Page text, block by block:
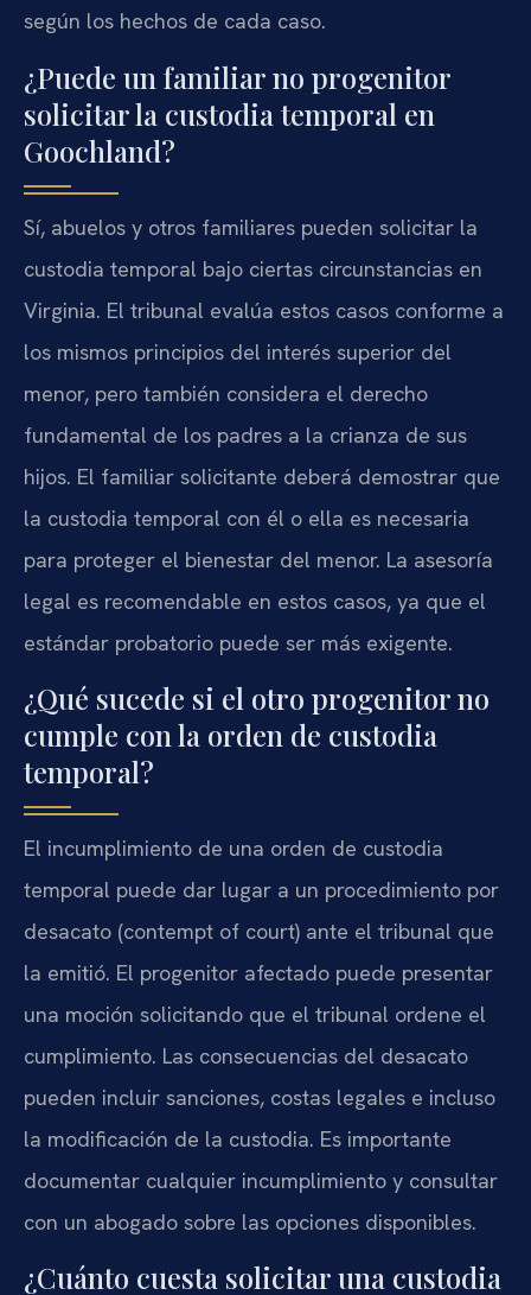
según los hechos de cada caso.
¿Puede un familiar no progenitor
solicitar la custodia temporal en
Goochland?
Sí, abuelos y otros familiares pueden solicitar la
custodia temporal bajo ciertas circunstancias en
Virginia. El tribunal evalúa estos casos conforme a
los mismos principios del interés superior del
menor, pero también considera el derecho
fundamental de los padres a la crianza de sus
hijos. El familiar solicitante deberá demostrar que
la custodia temporal con él o ella es necesaria
para proteger el bienestar del menor. La asesoría
legal es recomendable en estos casos, ya que el
estándar probatorio puede ser más exigente.
¿Qué sucede si el otro progenitor no
cumple con la orden de custodia
temporal?
El incumplimiento de una orden de custodia
temporal puede dar lugar a un procedimiento por
desacato (contempt of court) ante el tribunal que
la emitió. El progenitor afectado puede presentar
una moción solicitando que el tribunal ordene el
cumplimiento. Las consecuencias del desacato
pueden incluir sanciones, costas legales e incluso
la modificación de la custodia. Es importante
documentar cualquier incumplimiento y consultar
con un abogado sobre las opciones disponibles.
¿Cuánto cuesta solicitar una custodia